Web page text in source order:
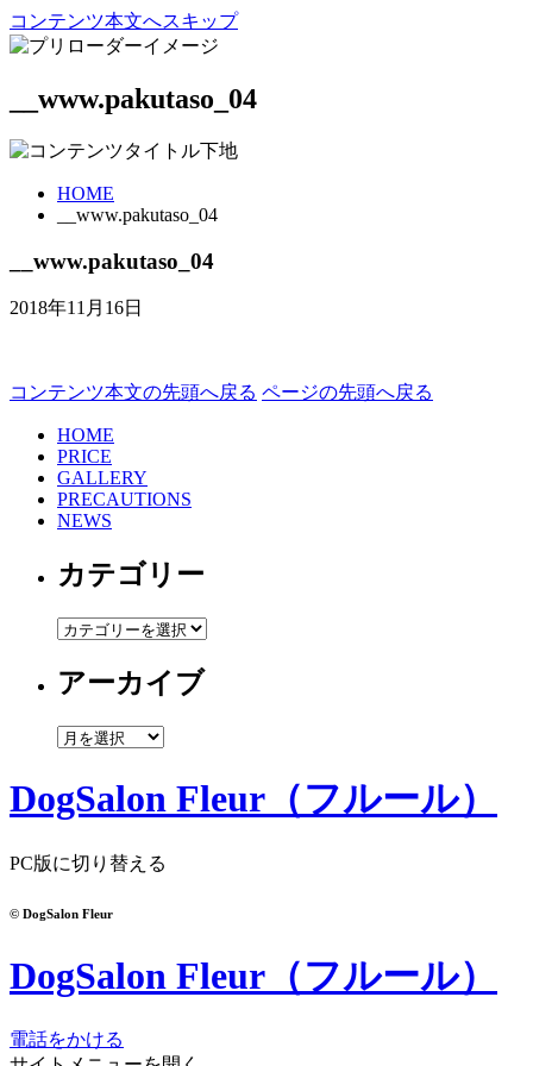
コンテンツ本文へスキップ
__www.pakutaso_04
HOME
__www.pakutaso_04
__www.pakutaso_04
2018年11月16日
コンテンツ本文の先頭へ戻る ページの先頭へ戻る
HOME
PRICE
GALLERY
PRECAUTIONS
NEWS
カテゴリー
カ
ゴ
ー
アーカイブ
ア
イ
DogSalon Fleur（フルール）
PC版に切り替える
© DogSalon Fleur
DogSalon Fleur（フルール）
電話をかける